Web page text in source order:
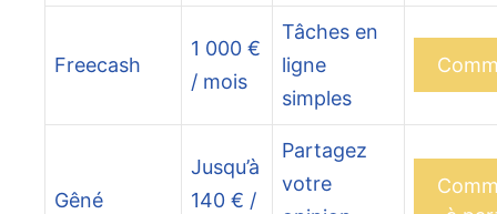
Freecash
1 000 €
/ mois
Tâches en
ligne
simples
Gêné
Jusqu’à
140 € /
Partagez
votre